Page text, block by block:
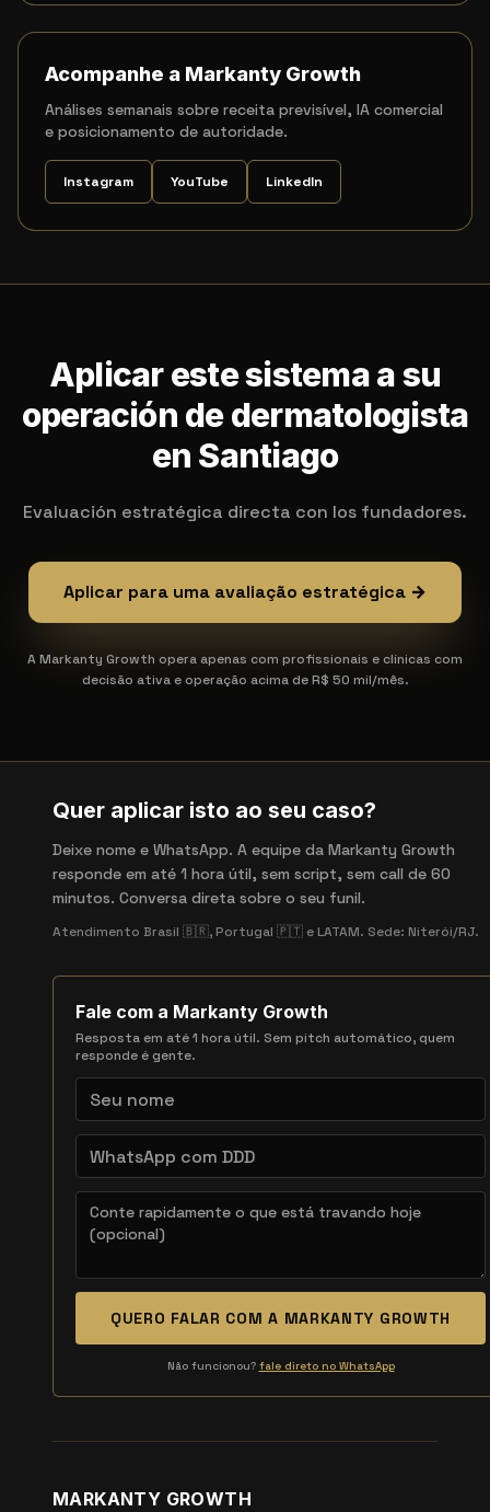
Acompanhe a Markanty Growth
Análises semanais sobre receita previsível, IA comercial
e posicionamento de autoridade.
Instagram YouTube LinkedIn
Aplicar este sistema a su
operación de dermatologista
en Santiago
Evaluación estratégica directa con los fundadores.
Aplicar para uma avaliação estratégica →
A Markanty Growth opera apenas com profissionais e clínicas com
decisão ativa e operação acima de R$ 50 mil/mês.
Quer aplicar isto ao seu caso?
Deixe nome e WhatsApp. A equipe da Markanty Growth
responde em até 1 hora útil, sem script, sem call de 60
minutos. Conversa direta sobre o seu funil.
Atendimento Brasil 🇧🇷, Portugal 🇵🇹 e LATAM. Sede: Niterói/RJ.
Fale com a Markanty Growth
Resposta em até 1 hora útil. Sem pitch automático, quem
responde é gente.
QUERO FALAR COM A MARKANTY GROWTH
Não funcionou? fale direto no WhatsApp
MARKANTY GROWTH